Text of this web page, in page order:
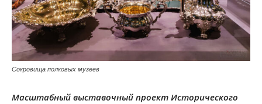
Сокровища полковых музеев
Масштабный выставочный проект Исторического